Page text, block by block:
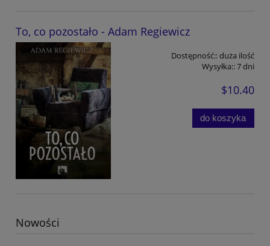
To, co pozostało - Adam Regiewicz
Dostępność::duża ilość
Wysyłka::7 dni
$10.40
do koszyka
Nowości